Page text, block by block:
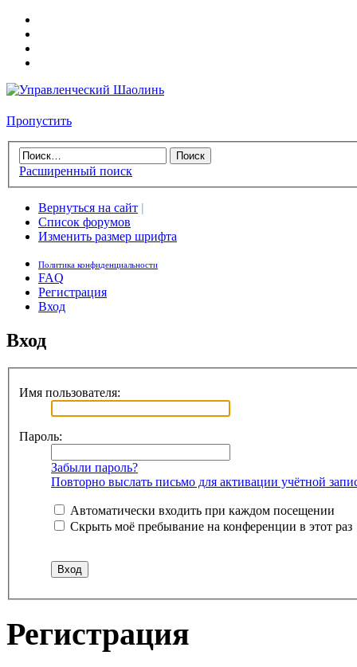
Пропустить
Расширенный поиск
Вернуться на сайт |
Список форумов
Изменить размер шрифта
Политика конфиденциальности
FAQ
Регистрация
Вход
Вход
Имя пользователя:
Пароль:
Забыли пароль?
Повторно выслать письмо для активации учётной
Автоматически входить при каждом посещении
Скрыть моё пребывание на конференции в этот раз
Регистрация